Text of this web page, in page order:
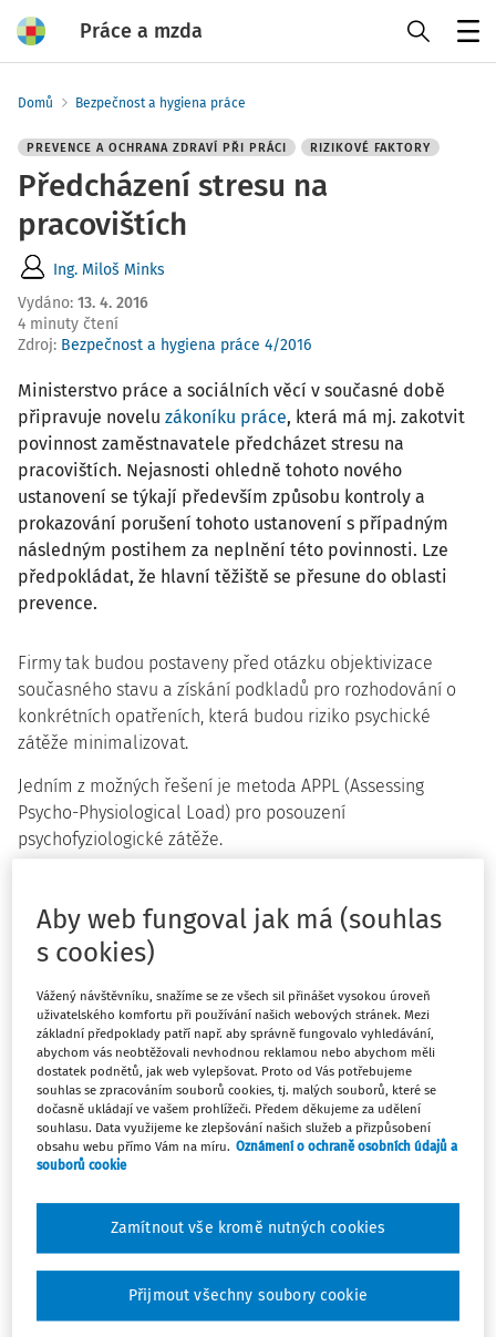
Práce a mzda
Domů Bezpečnost a hygiena práce
PREVENCE A OCHRANA ZDRAVÍ PŘI PRÁCI RIZIKOVÉ FAKTORY
Předcházení stresu na
pracovištích
Ing. Miloš Minks
Vydáno: 13. 4. 2016
4 minuty čtení
Zdroj: Bezpečnost a hygiena práce 4/2016
Ministerstvo práce a sociálních věcí v současné době
připravuje novelu zákoníku práce, která má mj. zakotvit
povinnost zaměstnavatele předcházet stresu na
pracovištích. Nejasnosti ohledně tohoto nového
ustanovení se týkají především způsobu kontroly a
prokazování porušení tohoto ustanovení s případným
následným postihem za neplnění této povinnosti. Lze
předpokládat, že hlavní těžiště se přesune do oblasti
prevence.
Firmy tak budou postaveny před otázku objektivizace
současného stavu a získání podkladů pro rozhodování o
konkrétních opatřeních, která budou riziko psychické
zátěže minimalizovat.
Jedním z možných řešení je metoda APPL (Assessing
Psycho-Physiological Load) pro posouzení
psychofyziologické zátěže.
hodnocení spektrální analýzy variability srdeční frekvence,
hodnocení aktivity autonomního nervového systému,
dotazníkových šetřeních a na individuálních pohovorech s
měřenými osobami. Umožňuje stanovení míry únavy a
vyčerpání organismu, hodnocení pracovní i nepracovní
zátěže, analýzu faktorů vyvolávají stres, případně
porovnávání různých profesních skupin.
Hodnocení aktivity autonomního nervového systému
vychází ze spektrální analýzy variability srdeční frekvence
(SA HRV). Základem metodiky je monitorování časových
intervaly na EKG křivce), pro které se obecně vžil název
frekvenčních hodnot vzniká modifikované výkonové
spektrum, které vystihuje diagnosticky využitelné
fluktuační změny během záznamu EKG. Variabilita srdeční
Aby web fungoval jak má (souhlas
s cookies)
Vážený návštěvníku, snažíme se ze všech sil přinášet vysokou úroveň
uživatelského komfortu při používání našich webových stránek. Mezi
základní předpoklady patří např. aby správně fungovalo vyhledávání,
abychom vás neobtěžovali nevhodnou reklamou nebo abychom měli
dostatek podnětů, jak web vylepšovat. Proto od Vás potřebujeme
souhlas se zpracováním souborů cookies, tj. malých souborů, které se
dočasně ukládají ve vašem prohlížeči. Předem děkujeme za udělení
souhlasu. Data využijeme ke zlepšování našich služeb a přizpůsobení
obsahu webu přímo Vám na míru. Oznámení o ochraně osobních údajů a
souborů cookie
Zamítnout vše kromě nutných cookies
Přijmout všechny soubory cookie